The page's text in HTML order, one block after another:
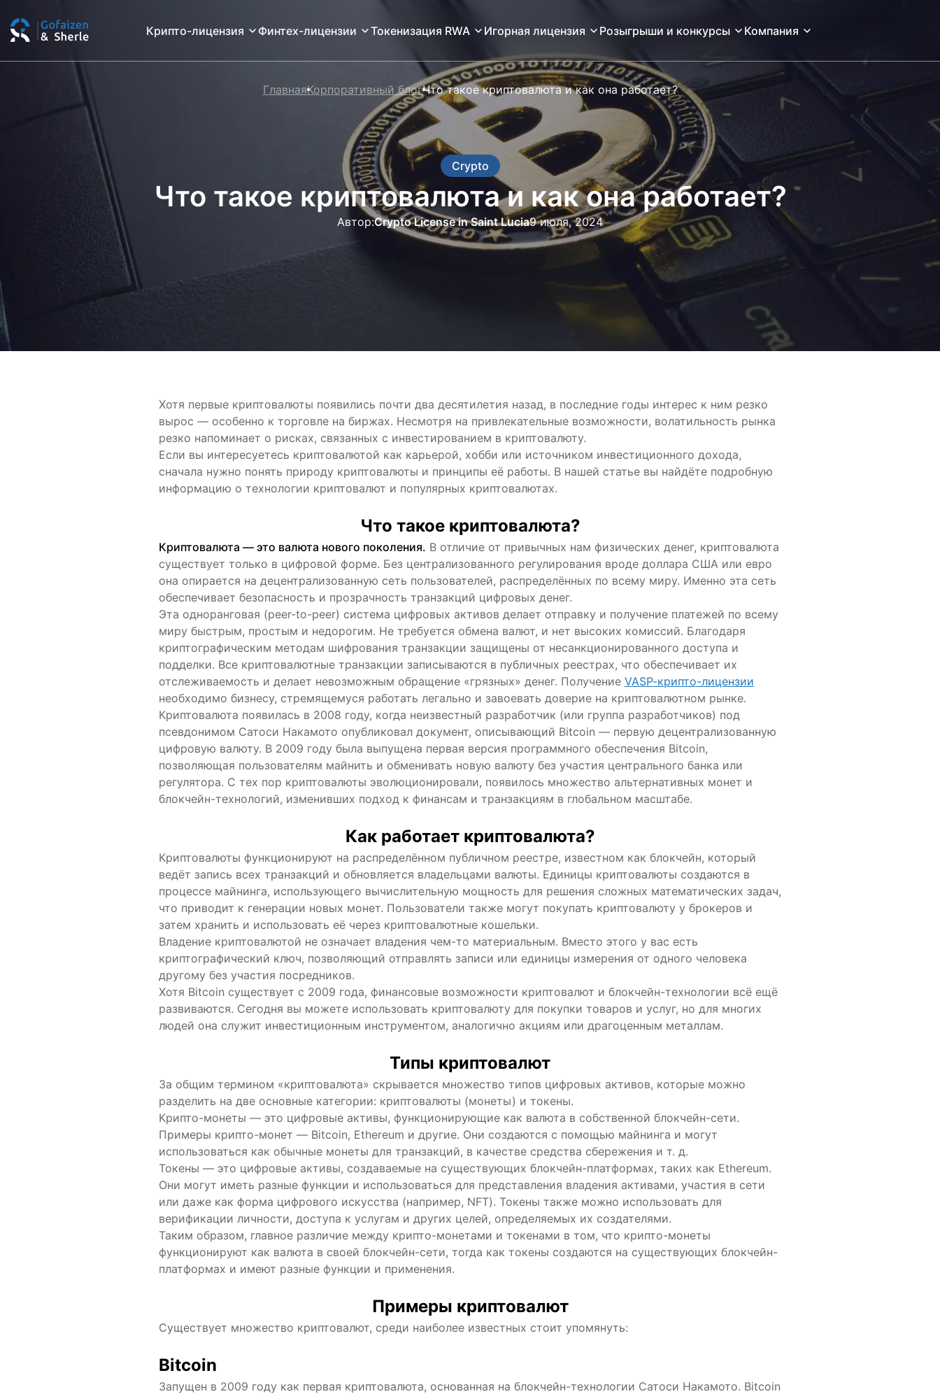
Крипто-лицензия Финтех-лицензии Токенизация RWA Игорная лицензия Розыгрыши и конкурсы Компания
ГлавнаяКорпоративный блогЧто такое криптовалюта и как она работает?
Crypto
Что такое криптовалюта и как она работает?
Автор:Crypto License in Saint Lucia9 июля, 2024
Хотя первые криптовалюты появились почти два десятилетия назад, в последние годы интерес к ним резко
вырос — особенно к торговле на биржах. Несмотря на привлекательные возможности, волатильность рынка
резко напоминает о рисках, связанных с инвестированием в криптовалюту.
Если вы интересуетесь криптовалютой как карьерой, хобби или источником инвестиционного дохода,
сначала нужно понять природу криптовалюты и принципы её работы. В нашей статье вы найдёте подробную
информацию о технологии криптовалют и популярных криптовалютах.
Что такое криптовалюта?
Криптовалюта — это валюта нового поколения. В отличие от привычных нам физических денег, криптовалюта
существует только в цифровой форме. Без централизованного регулирования вроде доллара США или евро
она опирается на децентрализованную сеть пользователей, распределённых по всему миру. Именно эта сеть
обеспечивает безопасность и прозрачность транзакций цифровых денег.
Эта одноранговая (peer-to-peer) система цифровых активов делает отправку и получение платежей по всему
миру быстрым, простым и недорогим. Не требуется обмена валют, и нет высоких комиссий. Благодаря
криптографическим методам шифрования транзакции защищены от несанкционированного доступа и
подделки. Все криптовалютные транзакции записываются в публичных реестрах, что обеспечивает их
отслеживаемость и делает невозможным обращение «грязных» денег. Получение VASP-крипто-лицензии
необходимо бизнесу, стремящемуся работать легально и завоевать доверие на криптовалютном рынке.
Криптовалюта появилась в 2008 году, когда неизвестный разработчик (или группа разработчиков) под
псевдонимом Сатоси Накамото опубликовал документ, описывающий Bitcoin — первую децентрализованную
цифровую валюту. В 2009 году была выпущена первая версия программного обеспечения Bitcoin,
позволяющая пользователям майнить и обменивать новую валюту без участия центрального банка или
регулятора. С тех пор криптовалюты эволюционировали, появилось множество альтернативных монет и
блокчейн-технологий, изменивших подход к финансам и транзакциям в глобальном масштабе.
Как работает криптовалюта?
Криптовалюты функционируют на распределённом публичном реестре, известном как блокчейн, который
ведёт запись всех транзакций и обновляется владельцами валюты. Единицы криптовалюты создаются в
процессе майнинга, использующего вычислительную мощность для решения сложных математических задач,
что приводит к генерации новых монет. Пользователи также могут покупать криптовалюту у брокеров и
затем хранить и использовать её через криптовалютные кошельки.
Владение криптовалютой не означает владения чем-то материальным. Вместо этого у вас есть
криптографический ключ, позволяющий отправлять записи или единицы измерения от одного человека
другому без участия посредников.
Хотя Bitcoin существует с 2009 года, финансовые возможности криптовалют и блокчейн-технологии всё ещё
развиваются. Сегодня вы можете использовать криптовалюту для покупки товаров и услуг, но для многих
людей она служит инвестиционным инструментом, аналогично акциям или драгоценным металлам.
Типы криптовалют
За общим термином «криптовалюта» скрывается множество типов цифровых активов, которые можно
разделить на две основные категории: криптовалюты (монеты) и токены.
Крипто-монеты — это цифровые активы, функционирующие как валюта в собственной блокчейн-сети.
Примеры крипто-монет — Bitcoin, Ethereum и другие. Они создаются с помощью майнинга и могут
использоваться как обычные монеты для транзакций, в качестве средства сбережения и т. д.
Токены — это цифровые активы, создаваемые на существующих блокчейн-платформах, таких как Ethereum.
Они могут иметь разные функции и использоваться для представления владения активами, участия в сети
или даже как форма цифрового искусства (например, NFT). Токены также можно использовать для
верификации личности, доступа к услугам и других целей, определяемых их создателями.
Таким образом, главное различие между крипто-монетами и токенами в том, что крипто-монеты
функционируют как валюта в своей блокчейн-сети, тогда как токены создаются на существующих блокчейн-
платформах и имеют разные функции и применения.
Примеры криптовалют
Существует множество криптовалют, среди наиболее известных стоит упомянуть:
Bitcoin
Запущен в 2009 году как первая криптовалюта, основанная на блокчейн-технологии Сатоси Накамото. Bitcoin